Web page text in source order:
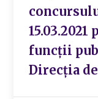
funcții
Direcția